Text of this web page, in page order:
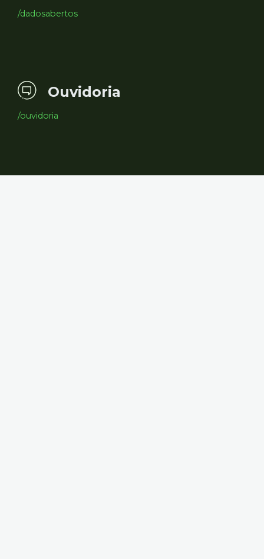
/dadosabertos
Ouvidoria
/ouvidoria